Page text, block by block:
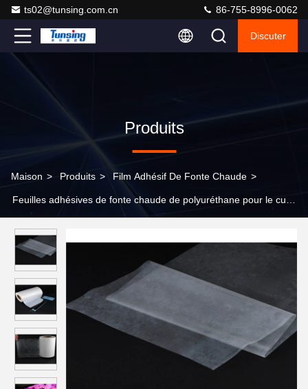
ts02@tunsing.com.cn 86-755-8996-0062
Discuter
Produits
Maison > Produits > Film Adhésif De Fonte Chaude >
Feuilles adhésives de fonte chaude de polyuréthane pour le cuir,